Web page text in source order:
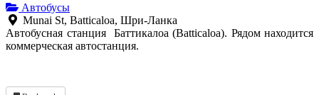
Автобусы
Munai St, Batticaloa, Шри-Ланка
Автобусная станция Баттикалоа (Batticaloa). Рядом находится
коммерческая автостанция.